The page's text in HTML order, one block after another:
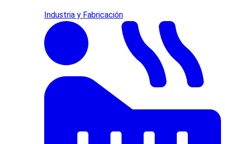
Industria y Fabricación